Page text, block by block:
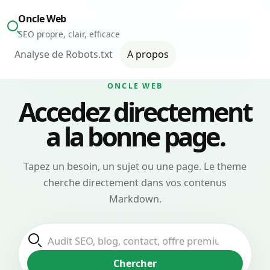
Oncle Web
SEO propre, clair, efficace
Analyse de Robots.txt A propos
ONCLE WEB
Accedez directement
a la bonne page.
Tapez un besoin, un sujet ou une page. Le theme
cherche directement dans vos contenus
Markdown.
Chercher